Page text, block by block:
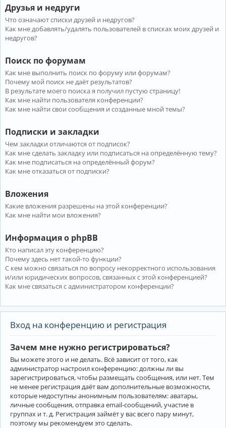
Друзья и недруги
Что означают списки друзей и недругов?
Как мне добавлять/удалять пользователей в списках моих друзей и
недругов?
Поиск по форумам
Как мне выполнить поиск по форуму или форумам?
Почему мой поиск не даёт результатов?
В результате моего поиска я получил пустую страницу!
Как мне найти пользователя конференции?
Как мне найти свои сообщения и созданные мной темы?
Подписки и закладки
Чем закладки отличаются от подписок?
Как мне сделать закладку или подписаться на определённую тему?
Как мне подписаться на определённый форум?
Как мне отказаться от подписки?
Вложения
Какие вложения разрешены на этой конференции?
Как мне найти мои вложения?
Информация о phpBB
Кто написал эту конференцию?
Почему здесь нет такой-то функции?
С кем можно связаться по вопросу некорректного использования
и/или юридических вопросов, связанных с этой конференцией?
Как мне связаться с администратором конференции?
Вход на конференцию и регистрация
Зачем мне нужно регистрироваться?
Вы можете этого и не делать. Всё зависит от того, как
администратор настроил конференцию: должны ли вы
зарегистрироваться, чтобы размещать сообщения, или нет. Тем
не менее регистрация даёт вам дополнительные возможности,
которые недоступны анонимным пользователям: аватары,
личные сообщения, отправка email-сообщений, участие в
группах и т. д. Регистрация займёт у вас всего пару минут,
поэтому мы рекомендуем это сделать.